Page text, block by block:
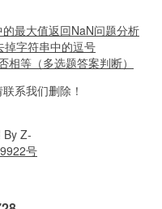
最大值返回NaN问题分析
字符串中的逗号
等（多选题答案判断）
系我们删除！
By Z-
号